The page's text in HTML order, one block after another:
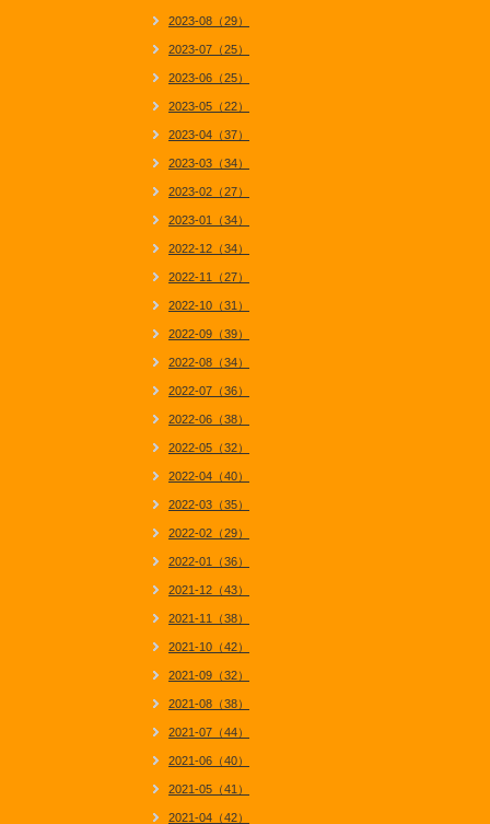
2023-08（29）
2023-07（25）
2023-06（25）
2023-05（22）
2023-04（37）
2023-03（34）
2023-02（27）
2023-01（34）
2022-12（34）
2022-11（27）
2022-10（31）
2022-09（39）
2022-08（34）
2022-07（36）
2022-06（38）
2022-05（32）
2022-04（40）
2022-03（35）
2022-02（29）
2022-01（36）
2021-12（43）
2021-11（38）
2021-10（42）
2021-09（32）
2021-08（38）
2021-07（44）
2021-06（40）
2021-05（41）
2021-04（42）